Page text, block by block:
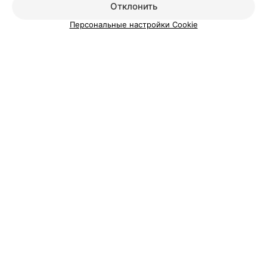
Отклонить
Персональные настройки Cookie